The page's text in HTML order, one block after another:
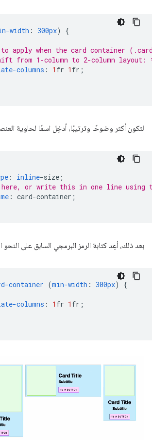
width : 300px)
{
apply when the card container
from 1-column to 2-column layout:
columns : 1 fr 1 fr ;
لتكون أكثر وضوحًا وترتيبًا، أدخِل اسمًا لحاوية
: inline-size ;
here, or write this in one line using
: card-container ;
بعد ذلك، أعِد كتابة الرمز البرمجي السابق على النحو
container (min-width : 300px)
{
columns : 1 fr 1 fr ;